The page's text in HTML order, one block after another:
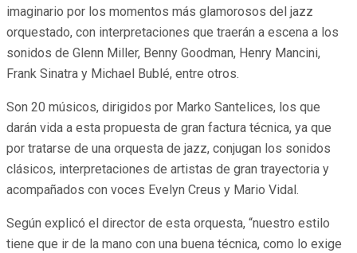
imaginario por los momentos más glamorosos del jazz
orquestado, con interpretaciones que traerán a escena a los
sonidos de Glenn Miller, Benny Goodman, Henry Mancini,
Frank Sinatra y Michael Bublé, entre otros.
Son 20 músicos, dirigidos por Marko Santelices, los que
darán vida a esta propuesta de gran factura técnica, ya que
por tratarse de una orquesta de jazz, conjugan los sonidos
clásicos, interpretaciones de artistas de gran trayectoria y
acompañados con voces Evelyn Creus y Mario Vidal.
Según explicó el director de esta orquesta, “nuestro estilo
tiene que ir de la mano con una buena técnica, como lo exige